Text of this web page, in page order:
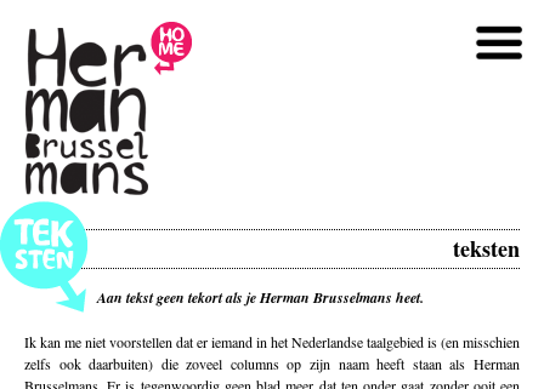
teksten
Aan tekst geen tekort als je Herman Brusselmans heet.
Ik kan me niet voorstellen dat er iemand in het Nederlandse taalgebied is (en misschien
zelfs ook daarbuiten) die zoveel columns op zijn naam heeft staan als Herman